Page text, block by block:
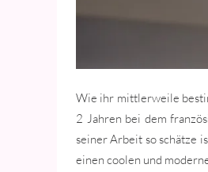
Wie ihr mittlerweile
2 Jahren bei dem
seiner Arbeit so schätze
einen coolen und